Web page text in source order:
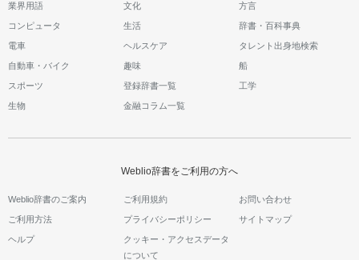
業界用語 文化 方言
コンピュータ 生活 辞書・百科事典
電車 ヘルスケア タレント出身地検索
自動車・バイク 趣味 船
スポーツ 登録辞書一覧 工学
生物 金融コラム一覧
Weblio辞書をご利用の方へ
Weblio辞書のご案内 ご利用規約 お問い合わせ
ご利用方法 プライバシーポリシー サイトマップ
ヘルプ
クッキー・アクセスデータ
について